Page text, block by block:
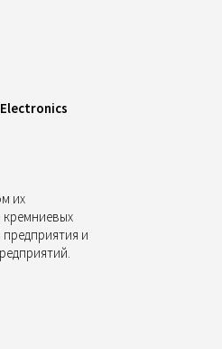
их
кремниевых
и